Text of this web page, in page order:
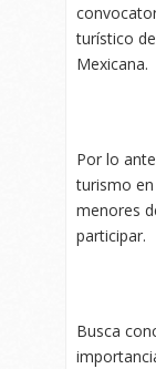
turístico
Mexicana.
Por lo
turismo
menores
participar.
Busca